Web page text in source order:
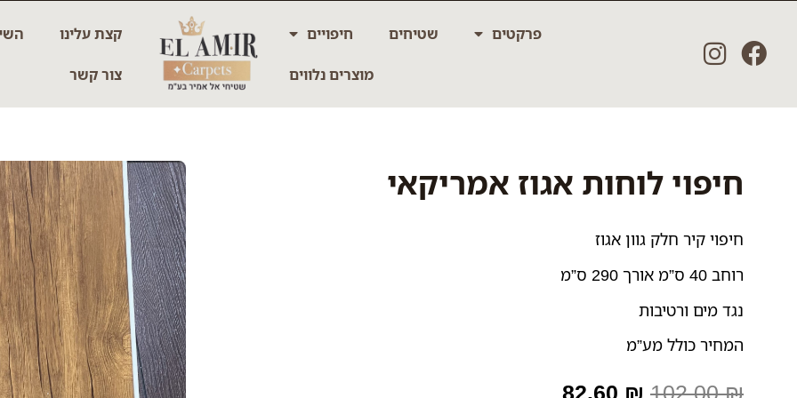
פרקטים שטיחים חיפויים
מוצרים נלווים
קצת עלינו
צור קשר
חיפוי לוחות אגוז אמריקאי
חיפוי קיר חלק גוון אגוז
רוחב 40 ס”מ אורך 290 ס”מ
נגד מים ורטיבות
המחיר כולל מע”מ
102.00₪
המחיר
82.60 ₪
המחיר